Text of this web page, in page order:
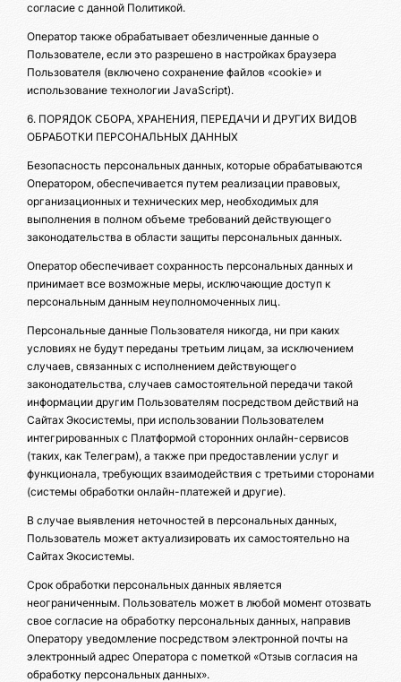
согласие с данной Политикой.
Оператор также обрабатывает обезличенные данные о
Пользователе, если это разрешено в настройках браузера
Пользователя (включено сохранение файлов «cookie» и
использование технологии JavaScript).
6. ПОРЯДОК СБОРА, ХРАНЕНИЯ, ПЕРЕДАЧИ И ДРУГИХ ВИДОВ
ОБРАБОТКИ ПЕРСОНАЛЬНЫХ ДАННЫХ
Безопасность персональных данных, которые обрабатываются
Оператором, обеспечивается путем реализации правовых,
организационных и технических мер, необходимых для
выполнения в полном объеме требований действующего
законодательства в области защиты персональных данных.
Оператор обеспечивает сохранность персональных данных и
принимает все возможные меры, исключающие доступ к
персональным данным неуполномоченных лиц.
Персональные данные Пользователя никогда, ни при каких
условиях не будут переданы третьим лицам, за исключением
случаев, связанных с исполнением действующего
законодательства, случаев самостоятельной передачи такой
информации другим Пользователям посредством действий на
Сайтах Экосистемы, при использовании Пользователем
интегрированных с Платформой сторонних онлайн-сервисов
(таких, как Телеграм), а также при предоставлении услуг и
функционала, требующих взаимодействия с третьими сторонами
(системы обработки онлайн-платежей и другие).
В случае выявления неточностей в персональных данных,
Пользователь может актуализировать их самостоятельно на
Сайтах Экосистемы.
Срок обработки персональных данных является
неограниченным. Пользователь может в любой момент отозвать
свое согласие на обработку персональных данных, направив
Оператору уведомление посредством электронной почты на
электронный адрес Оператора с пометкой «Отзыв согласия на
обработку персональных данных».